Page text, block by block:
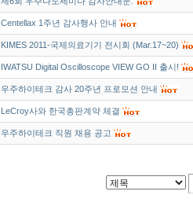
Centellax 1주년 감사행사 안내
KIMES 2011-국제의료기기 전시회 (Mar.17~20)
IWATSU Digital Oscilloscope VIEW GO II 출시!
우주하이테크 감사 20주년 프로모션 안내
LeCroy사와 한국총판계약 체결
우주하이테크 직원 채용 공고